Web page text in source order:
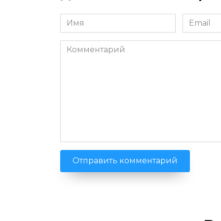
Имя
*
Email
*
Комментарий